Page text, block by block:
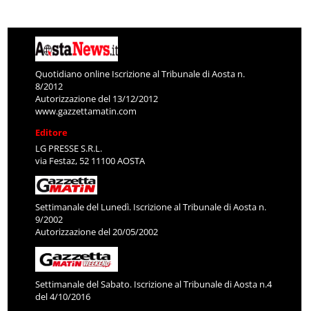
Quotidiano online Iscrizione al Tribunale di Aosta n.
8/2012
Autorizzazione del 13/12/2012
www.gazzettamatin.com
Editore
LG PRESSE S.R.L.
via Festaz, 52 11100 AOSTA
Settimanale del Lunedì. Iscrizione al Tribunale di Aosta n.
9/2002
Autorizzazione del 20/05/2002
Settimanale del Sabato. Iscrizione al Tribunale di Aosta n.4
del 4/10/2016